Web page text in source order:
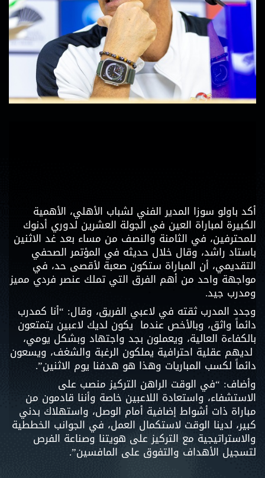
أكد باولو سوزا المدير الفني لشباب الأهلي، الأهمية
الكبيرة لمباراة العين في الجولة العشرين لدوري أدنوك
للمحترفين، في الثامنة والنصف من مساء بعد غد الاثنين
باستاد راشد، وقال خلال حديثه في المؤتمر الصحفي
التقديمي، أن المباراة ستكون صعبة لأقصى حد، في
مواجهة واحد من أهم الفرق التي تملك عنصر فردي مميز
ومدرب جيد.
وجدد المدرب ثقته في لاعبي الفريق، وقال: “أنا كمدرب
دائماً واثق، وبالأخص عندما يكون لديك لاعبين يتمتعون
بالكفاءة العالية، ويعملون بجد واجتهاد وبشكل يومي،
لديهم عقلية احترافية يملكون الرغبة والشغف، ويسعون
دائماً لكسب المباريات وهذا هو هدفنا يوم الاثنين”.
وأضاف: “في الوقت الراهن التركيز منصب على
الاستشفاء، واستعادة اللاعبين خاصة وأننا قادمون من
مباراة ذات أشواط إضافية أمام الوصل، واستهلاك بدني
كبير، لدينا الوقت لاستكمال العمل، في الجوانب الخططية
والاستراتيجية مع التركيز على هويتنا وصناعة الفرص
لتسجيل الأهداف والتفوق على المافسين”.